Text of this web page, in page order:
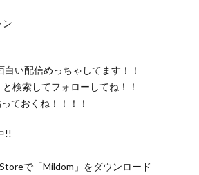
ン
い配信めっちゃしてます！！
検索してフォローしてね！！
ておくね！！！！
!!
で「Mildom」をダウンロード